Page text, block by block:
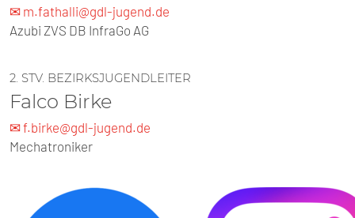
✉ m.fathalli@gdl-jugend.de
Azubi ZVS DB InfraGo AG
2. STV. BEZIRKSJUGENDLEITER
Falco Birke
✉ f.birke@gdl-jugend.de
Mechatroniker